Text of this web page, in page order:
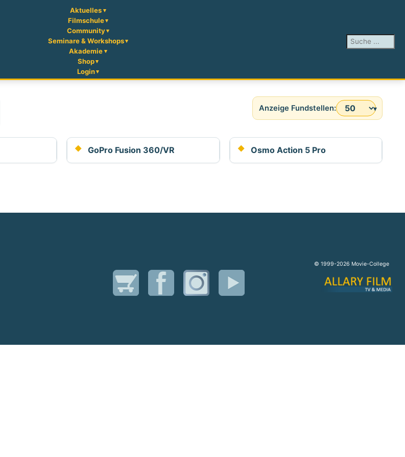
Aktuelles
Filmschule
Community
Seminare & Workshops
Akademie
Shop
Login
Suchen ...
Anzeige #
GoPro Fusion 360/VR Osmo Action 5 Pro
© 1999-2026 Movie-College